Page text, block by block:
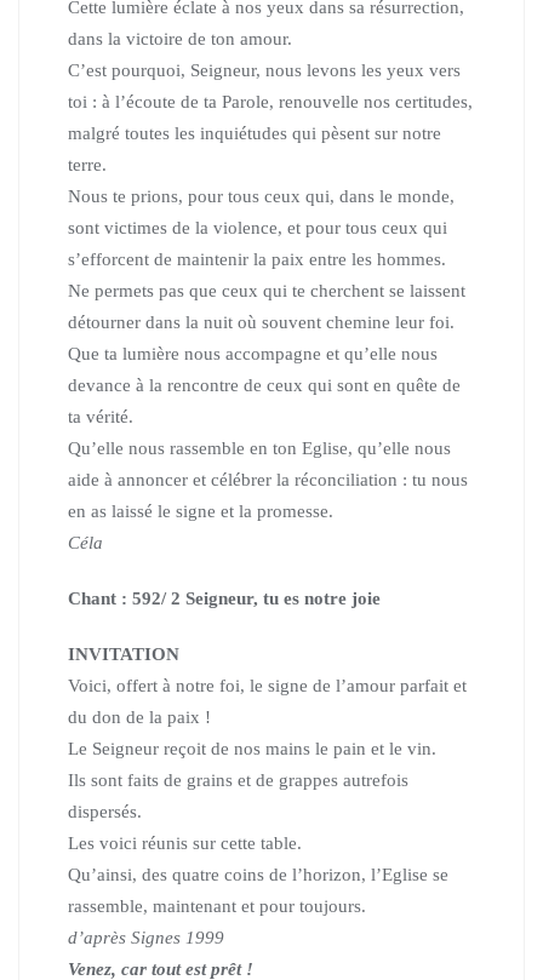
Cette lumière éclate à nos yeux dans sa résurrection,
dans la victoire de ton amour.
C’est pourquoi, Seigneur, nous levons les yeux vers
toi : à l’écoute de ta Parole, renouvelle nos certitudes,
malgré toutes les inquiétudes qui pèsent sur notre
terre.
Nous te prions, pour tous ceux qui, dans le monde,
sont victimes de la violence, et pour tous ceux qui
s’efforcent de maintenir la paix entre les hommes.
Ne permets pas que ceux qui te cherchent se laissent
détourner dans la nuit où souvent chemine leur foi.
Que ta lumière nous accompagne et qu’elle nous
devance à la rencontre de ceux qui sont en quête de
ta vérité.
Qu’elle nous rassemble en ton Eglise, qu’elle nous
aide à annoncer et célébrer la réconciliation : tu nous
en as laissé le signe et la promesse.
Céla
Chant : 592/ 2 Seigneur, tu es notre joie
INVITATION
Voici, offert à notre foi, le signe de l’amour parfait et
du don de la paix !
Le Seigneur reçoit de nos mains le pain et le vin.
Ils sont faits de grains et de grappes autrefois
dispersés.
Les voici réunis sur cette table.
Qu’ainsi, des quatre coins de l’horizon, l’Eglise se
rassemble, maintenant et pour toujours.
d’après Signes 1999
Venez, car tout est prêt !